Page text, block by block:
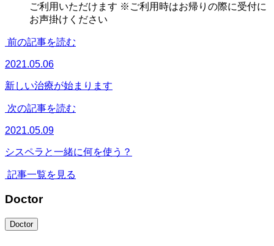
ご利用いただけます ※ご利用時はお帰りの際に受付に
お声掛けください
前の記事を読む
2021.05.06
新しい治療が始まります
次の記事を読む
2021.05.09
シスペラと一緒に何を使う？
記事一覧を見る
Doctor
Doctor